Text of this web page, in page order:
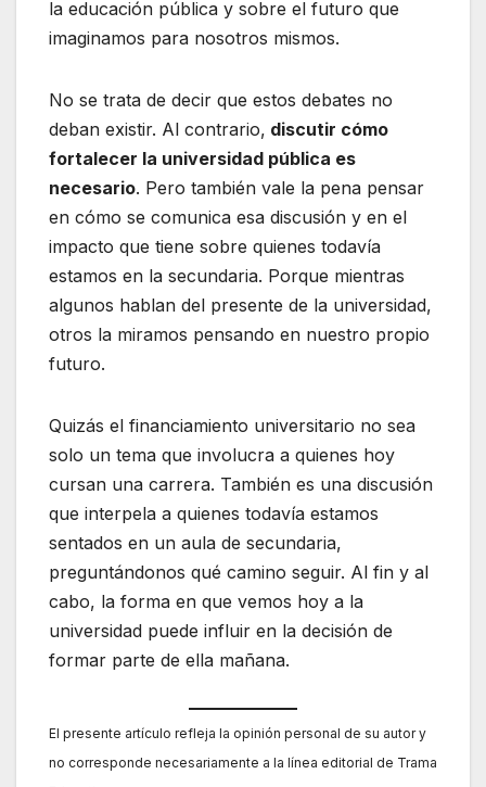
la educación pública y sobre el futuro que
imaginamos para nosotros mismos.
No se trata de decir que estos debates no
deban existir. Al contrario, discutir cómo
fortalecer la universidad pública es
necesario. Pero también vale la pena pensar
en cómo se comunica esa discusión y en el
impacto que tiene sobre quienes todavía
estamos en la secundaria. Porque mientras
algunos hablan del presente de la universidad,
otros la miramos pensando en nuestro propio
futuro.
Quizás el financiamiento universitario no sea
solo un tema que involucra a quienes hoy
cursan una carrera. También es una discusión
que interpela a quienes todavía estamos
sentados en un aula de secundaria,
preguntándonos qué camino seguir. Al fin y al
cabo, la forma en que vemos hoy a la
universidad puede influir en la decisión de
formar parte de ella mañana.
El presente artículo refleja la opinión personal de su autor y
no corresponde necesariamente a la línea editorial de Trama